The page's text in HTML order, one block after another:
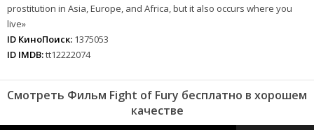
prostitution in Asia, Europe, and Africa, but it also occurs where you
live»
ID КиноПоиск: 1375053
ID IMDB:tt12222074
Смотреть Фильм Fight of Fury бесплатно в хорошем
качестве